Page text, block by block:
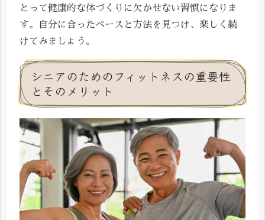
とって健康的な体づくりに欠かせない習慣になりま
す。自分に合ったペースと方法を見つけ、楽しく続
けてみましょう。
シニアのためのフィットネスの重要性
とそのメリット